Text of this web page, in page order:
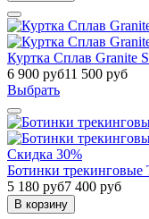
Куртка Сплав Granite
6 900 руб11 500 руб
Выбрать
Скидка 30%
Ботинки трекинговые
5 180 руб7 400 руб
В корзину